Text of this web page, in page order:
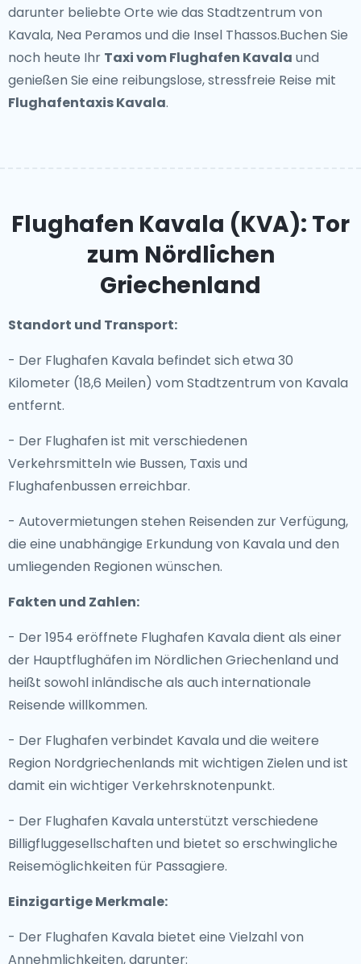
darunter beliebte Orte wie das Stadtzentrum von
Kavala, Nea Peramos und die Insel Thassos.Buchen Sie
noch heute Ihr Taxi vom Flughafen Kavala und
genießen Sie eine reibungslose, stressfreie Reise mit
Flughafentaxis Kavala.
Flughafen Kavala (KVA): Tor
zum Nördlichen
Griechenland
Standort und Transport:
- Der Flughafen Kavala befindet sich etwa 30
Kilometer (18,6 Meilen) vom Stadtzentrum von Kavala
entfernt.
- Der Flughafen ist mit verschiedenen
Verkehrsmitteln wie Bussen, Taxis und
Flughafenbussen erreichbar.
- Autovermietungen stehen Reisenden zur Verfügung,
die eine unabhängige Erkundung von Kavala und den
umliegenden Regionen wünschen.
Fakten und Zahlen:
- Der 1954 eröffnete Flughafen Kavala dient als einer
der Hauptflughäfen im Nördlichen Griechenland und
heißt sowohl inländische als auch internationale
Reisende willkommen.
- Der Flughafen verbindet Kavala und die weitere
Region Nordgriechenlands mit wichtigen Zielen und ist
damit ein wichtiger Verkehrsknotenpunkt.
- Der Flughafen Kavala unterstützt verschiedene
Billigfluggesellschaften und bietet so erschwingliche
Reisemöglichkeiten für Passagiere.
Einzigartige Merkmale:
- Der Flughafen Kavala bietet eine Vielzahl von
Annehmlichkeiten, darunter: